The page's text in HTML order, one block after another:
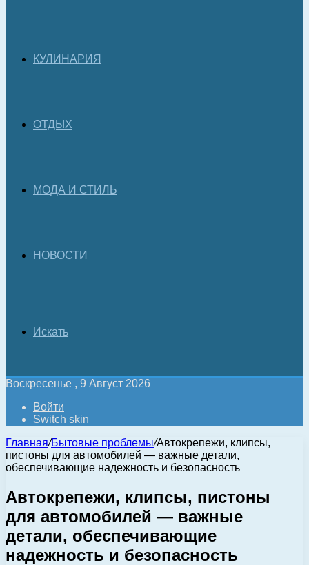
КУЛИНАРИЯ
ОТДЫХ
МОДА И СТИЛЬ
НОВОСТИ
Искать
Воскресенье , 9 Август 2026
Войти
Switch skin
Главная/Бытовые проблемы/Автокрепежи, клипсы,
пистоны для автомобилей — важные детали,
обеспечивающие надежность и безопасность
Автокрепежи, клипсы, пистоны
для автомобилей — важные
детали, обеспечивающие
надежность и безопасность